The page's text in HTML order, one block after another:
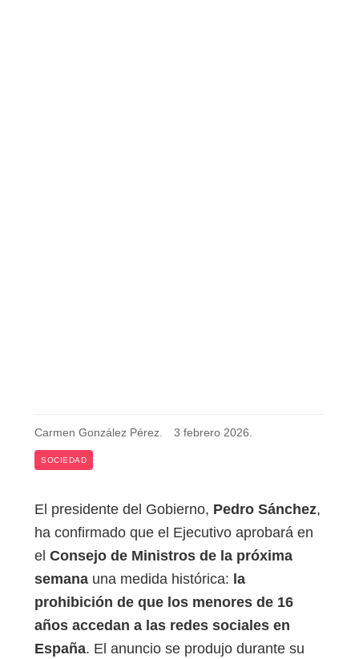
Carmen González Pérez. 3 febrero 2026.
SOCIEDAD
El presidente del Gobierno, Pedro Sánchez,
ha confirmado que el Ejecutivo aprobará en
el Consejo de Ministros de la próxima
semana una medida histórica: la
prohibición de que los menores de 16
años accedan a las redes sociales en
España. El anuncio se produjo durante su